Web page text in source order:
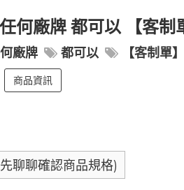
何廠牌 都可以 【客制
廠牌 都可以 【客制單】
商品資訊
聊聊確認商品規格)